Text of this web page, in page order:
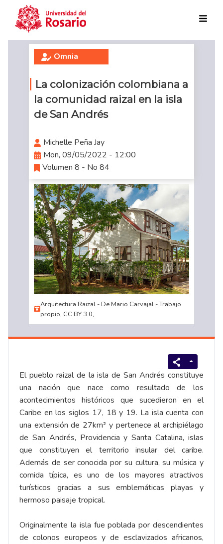
Skip to main content
Omnia
La colonización colombiana a
la comunidad raizal en la isla
de San Andrés
Michelle Peña Jay
Mon, 09/05/2022 - 12:00
Volumen 8 - No 84
Arquitectura Raizal - De Mario Carvajal - Trabajo
propio, CC BY 3.0,
El pueblo raizal de la isla de San Andrés constituye
una nación que nace como resultado de los
acontecimientos históricos que sucedieron en el
Caribe en los siglos 17, 18 y 19. La isla cuenta con
una extensión de 27km² y pertenece al archipiélago
de San Andrés, Providencia y Santa Catalina, islas
que constituyen el territorio insular del caribe.
Además de ser conocida por su cultura, su música y
comida típica, es uno de los mayores atractivos
turísticos gracias a sus emblemáticas playas y
hermoso paisaje tropical.
Originalmente la isla fue poblada por descendientes
de colonos europeos y de esclavizados africanos,